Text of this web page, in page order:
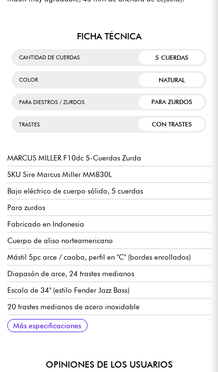
FICHA TÉCNICA
CANTIDAD DE CUERDAS 5 CUERDAS
COLOR NATURAL
PARA DIESTROS / ZURDOS PARA ZURDOS
TRASTES CON TRASTES
MARCUS MILLER F10dc 5-Cuerdas Zurda
SKU Sire Marcus Miller MM830L
Bajo eléctrico de cuerpo sólido, 5 cuerdas
Para zurdos
Fabricado en Indonesia
Cuerpo de aliso norteamericano
Mástil 5pc arce / caoba, perfil en "C" (bordes enrollados)
Diapasón de arce, 24 trastes medianos
Escala de 34" (estilo Fender Jazz Bass)
20 trastes medianos de acero inoxidable
Radio del diapasón 9,5
Anchura del mástil 1er traste 45 mm
Pastillas Marcus Custom-PJ Revolution Set
Electrónica Sire Marcus Heritage-3, conmutable activa/pasiva
(18v mediante 2 pilas de 9v)
Volumen
Tono
Mezclador
Agudos
Medios / Frecuencia (potenciómetro concéntrico)
Graves
Mini selector (para conmutación activo/pasivo)
Puente Sire Marcus Miller Marcus Heavymass Custom
Sire Premium clavijas de afinación
Sillín de hueso
Acabado brillante del cuerpo
Mástil satinado
Se vende con estuche rígido Sire
Más especificaciones
OPINIONES DE LOS USUARIOS